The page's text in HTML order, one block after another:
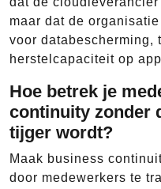
maar dat de
voor databescherming,
herstelcapaciteit op
Hoe betrek je
continuity zonder
tijger wordt?
Maak business
door medewerkers te